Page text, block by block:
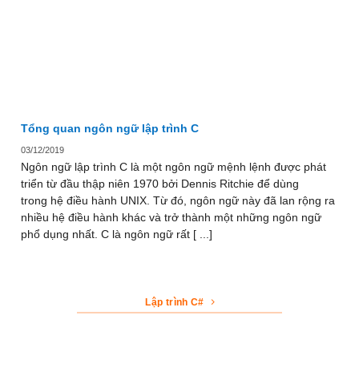
Tổng quan ngôn ngữ lập trình C
03/12/2019
Ngôn ngữ lập trình C là một ngôn ngữ mệnh lệnh được phát
triển từ đầu thập niên 1970 bởi Dennis Ritchie để dùng
trong hệ điều hành UNIX. Từ đó, ngôn ngữ này đã lan rộng ra
nhiều hệ điều hành khác và trở thành một những ngôn ngữ
phổ dụng nhất. C là ngôn ngữ rất [ ...]
Lập trình C#